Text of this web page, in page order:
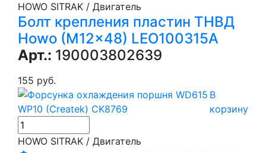
HOWO SITRAK / Двигатель
Болт крепления пластин ТНВД
Howo (M12x48) LEO100315A
Арт.: 190003802639
155 руб.
В
корзину
HOWO SITRAK / Двигатель